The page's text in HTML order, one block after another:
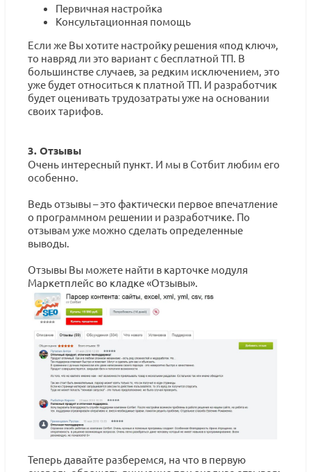
Первичная настройка
Консультационная помощь
Если же Вы хотите настройку решения «под ключ»,
то навряд ли это вариант с бесплатной ТП. В
большинстве случаев, за редким исключением, это
уже будет относиться к платной ТП. И разработчик
будет оценивать трудозатраты уже на основании
своих тарифов.
3. Отзывы
Очень интересный пункт. И мы в Сотбит любим его
особенно.
Ведь отзывы – это фактически первое впечатление
о программном решении и разработчике. По
отзывам уже можно сделать определенные
выводы.
Отзывы Вы можете найти в карточке модуля
Маркетплейс во кладке «Отзывы».
Теперь давайте разберемся, на что в первую